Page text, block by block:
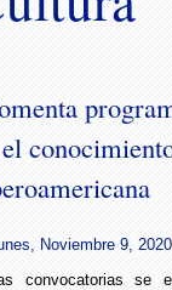
Noviembre 9,
convocatorias se